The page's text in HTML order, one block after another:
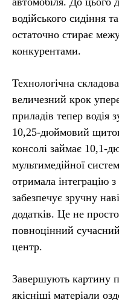
водійського сидіння
остаточно стирає
конкурентами.
Технологічна
величезний крок
приладів тепер водія
10,25-дюймовий
консолі займає 10,1-
мультимедійної
отримала інтеграцію
забезпечує зручну
додатків. Це не
повноцінний
центр.
Завершують картину
якісніші матеріали